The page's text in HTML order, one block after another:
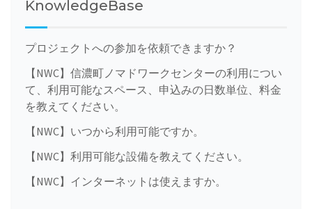
KnowledgeBase
プロジェクトへの参加を依頼できますか？
【NWC】信濃町ノマドワークセンターの利用につい
て、利用可能なスペース、申込みの日数単位、料金
を教えてください。
【NWC】いつから利用可能ですか。
【NWC】利用可能な設備を教えてください。
【NWC】インターネットは使えますか。